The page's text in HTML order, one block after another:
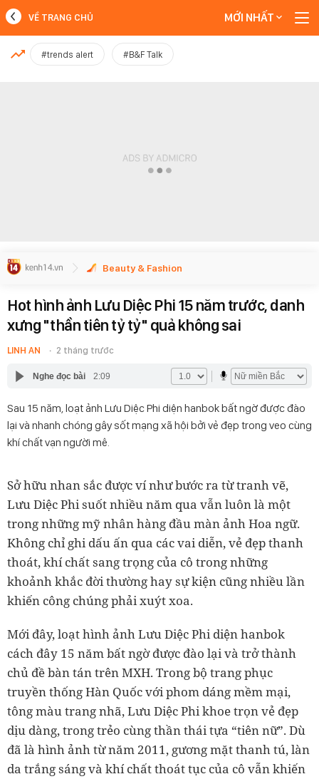
MỚI NHẤT
VỀ TRANG CHỦ MỚI NHẤT
#trends alert #B&F Talk
Beauty & Fashion
Hot hình ảnh Lưu Diệc Phi 15 năm trước, danh
xưng "thần tiên tỷ tỷ" quả không sai
LINH AN 2 tháng trước
Nghe đọc bài 2:09
Sau 15 năm, loạt ảnh Lưu Diệc Phi diện hanbok bất ngờ được đào
lại và nhanh chóng gây sốt mạng xã hội bởi vẻ đẹp trong veo cùng
khí chất vạn người mê.
Sở hữu nhan sắc được ví như bước ra từ tranh vẽ,
Lưu Diệc Phi suốt nhiều năm qua vẫn luôn là một
trong những mỹ nhân hàng đầu màn ảnh Hoa ngữ.
Không chỉ ghi dấu ấn qua các vai diễn, vẻ đẹp thanh
thoát, khí chất sang trọng của cô trong những
khoảnh khắc đời thường hay sự kiện cũng nhiều lần
khiến công chúng phải xuýt xoa.
Mới đây, loạt hình ảnh Lưu Diệc Phi diện hanbok
cách đây 15 năm bất ngờ được đào lại và trở thành
chủ đề bàn tán trên MXH. Trong bộ trang phục
truyền thống Hàn Quốc với phom dáng mềm mại,
tông màu trang nhã, Lưu Diệc Phi khoe trọn vẻ đẹp
dịu dàng, trong trẻo cùng thần thái tựa “tiên nữ”. Dù
đã là hình ảnh từ năm 2011, gương mặt thanh tú, làn
da trắng sáng và khí chất thoát tục của cô vẫn khiến